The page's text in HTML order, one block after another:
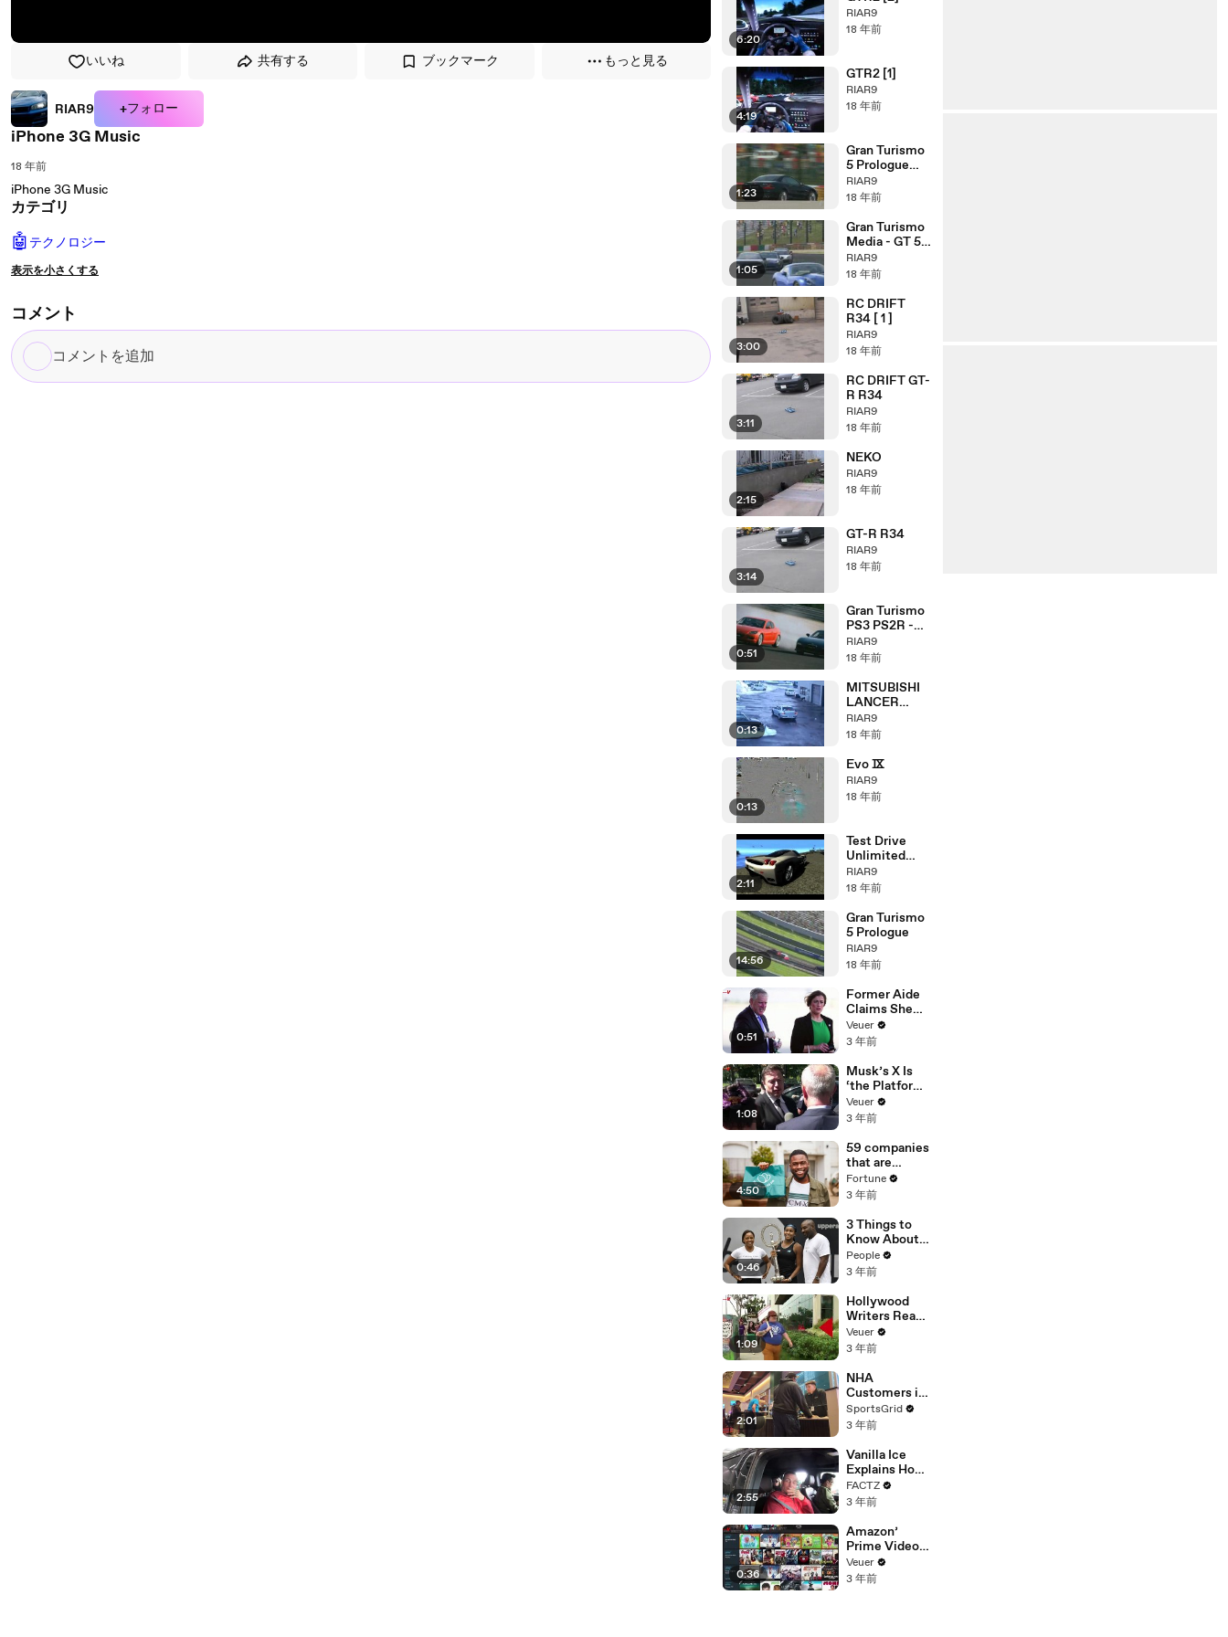
いいね 共有する ブックマーク もっと見る
RIAR9 +フォロー
iPhone 3G Music
18 年前
iPhone 3G Music
カテゴリ
🤖 テクノロジー
表示を小さくする
コメント
コ
メ
6:20
RIAR9
18 年前
4:19
GTR2 [1]
RIAR9
18 年前
1:23
Gran Turismo
5 Prologue
PlayStation 3
Gameplay -
RIAR9
18 年前
1:05
Gran Turismo
Media - GT 5
Prologue, GT
HD Concept,
RIAR9
18 年前
3:00
RC DRIFT
R34 [ 1 ]
RIAR9
18 年前
3:11
RC DRIFT GT-
R R34
RIAR9
18 年前
2:15
NEKO
RIAR9
18 年前
3:14
GT-R R34
RIAR9
18 年前
0:51
Gran Turismo
PS3 PS2R -
GT 5
Prologue, GT
RIAR9
18 年前
0:13
MITSUBISHI
LANCER
EVOLUTION
Ⅸ
RIAR9
18 年前
0:13
Evo Ⅸ
RIAR9
18 年前
2:11
Test Drive
Unlimited
Photo Movie (
Ferrari ENZO )
RIAR9
18 年前
14:56
Gran Turismo
5 Prologue
RIAR9
18 年前
0:51
Former Aide
Claims She
Was Asked to
Make a ‘Hit
Trump
Veuer
3 年前
1:08
Musk’s X Is
‘the Platform
With the
Largest Ratio
Misinformatio
n or
Disinformatio
n’ Amongst
All Social
Media
Platforms
Veuer
3 年前
4:50
59 companies
that are
changing the
world: From
Chobani
Fortune
3 年前
0:46
3 Things to
Know About
Coco Gauff's
Parents
People
3 年前
1:09
Hollywood
Writers Reach
‘Tentative
Agreement’
After 146 Day
Strike
Veuer
3 年前
2:01
NHA
Customers in
Limbo as
Company
Potential
Merger
SportsGrid
3 年前
2:55
Vanilla Ice
Explains How
the 90’s
Shaped
FACTZ
3 年前
0:36
Amazon’
Prime Video
Will Show
Commercials
Veuer
3 年前